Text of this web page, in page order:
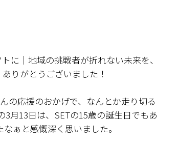
に｜地域の挑戦者が折れない未来を、
りがとうございました！
の応援のおかげで、なんとか走り切る
月13日は、SETの15歳の誕生日でもあ
ぁと感慨深く思いました。